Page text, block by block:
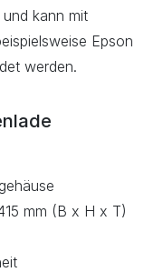
kann mit
Epson
werden.
mm (B x H x T)